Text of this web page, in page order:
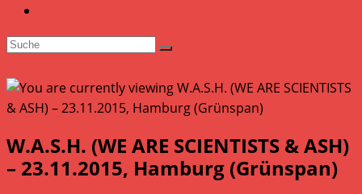
W.A.S.H. (WE ARE SCIENTISTS & ASH)
– 23.11.2015, Hamburg (Grünspan)